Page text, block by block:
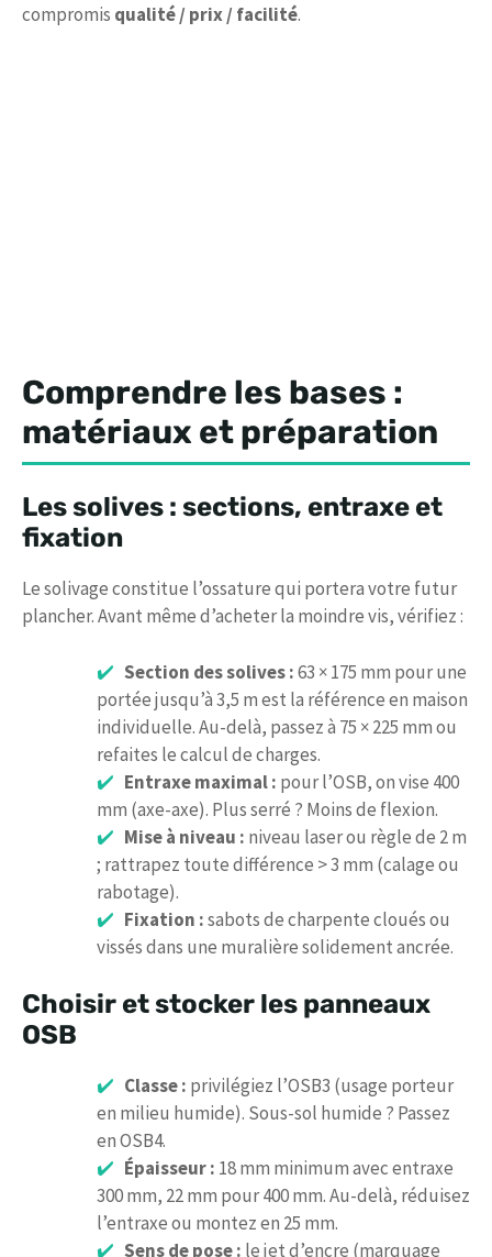
compromis qualité / prix / facilité.
Comprendre les bases :
matériaux et préparation
Les solives : sections, entraxe et
fixation
Le solivage constitue l’ossature qui portera votre futur
plancher. Avant même d’acheter la moindre vis, vérifiez :
Section des solives :63 × 175 mm pour une
portée jusqu’à 3,5 m est la référence en maison
individuelle. Au-delà, passez à 75 × 225 mm ou
refaites le calcul de charges.
Entraxe maximal : pour l’OSB, on vise 400
mm (axe-axe). Plus serré ? Moins de flexion.
Mise à niveau : niveau laser ou règle de 2 m
; rattrapez toute différence > 3 mm (calage ou
rabotage).
Fixation :sabots de charpente cloués ou
vissés dans une muralière solidement ancrée.
Choisir et stocker les panneaux
OSB
Classe : privilégiez l’OSB3 (usage porteur
en milieu humide). Sous-sol humide ? Passez
en OSB4.
Épaisseur : 18 mm minimum avec entraxe
300 mm, 22 mm pour 400 mm. Au-delà, réduisez
l’entraxe ou montez en 25 mm.
Sens de pose : le jet d’encre (marquage